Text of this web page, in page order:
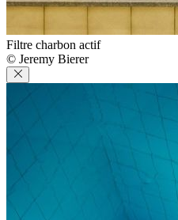
Filtre charbon actif
© Jeremy Bierer